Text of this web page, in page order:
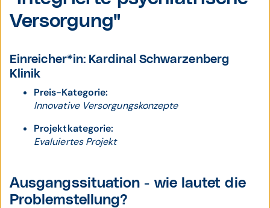
Versorgung"
Einreicher*in: Kardinal Schwarzenberg
Klinik
Preis-Kategorie:
Innovative Versorgungskonzepte
Projektkategorie:
Evaluiertes Projekt
Ausgangssituation - wie lautet die
Problemstellung?